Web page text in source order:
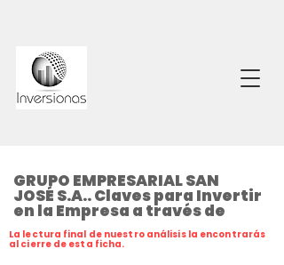
GRUPO EMPRESARIAL SAN
JOSÉ S.A.. Claves para Invertir
en la Empresa a través de
La lectura final de nuestro análisis la encontrarás
al cierre de esta ficha.